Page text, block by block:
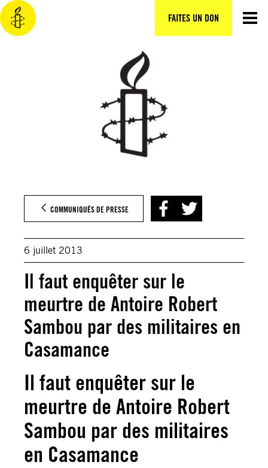
FAITES UN DON
Aller
au
contenu
COMMUNIQUÉS DE PRESSE
6 juillet 2013
Il faut enquêter sur le
meurtre de Antoire Robert
Sambou par des militaires en
Casamance
Il faut enquêter sur le
meurtre de Antoire Robert
Sambou par des militaires
en Casamance